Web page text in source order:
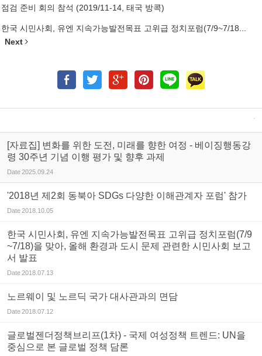
점검 준비 회의 참석 (2019/11-14, 태국 방콕)
한국 시민사회, 유엔 지속가능발전목표 고위급 정치포럼(7/9~7/18...
Next
[자료집] 변화를 위한 도전, 미래를 향한 여정 - 베이징행동강
령 30주년 기념 이행 평가 및 향후 과제
Date2025.09.24
'2018년 제2회 동북아 SDGs 다양한 이해관계자 포럼' 참가
Date2018.10.05
한국 시민사회, 유엔 지속가능발전목표 고위급 정치포럼(7/9
~7/18)을 맞아, 올해 환경과 도시 문제 관련한 시민사회 보고
서 발표
Date2018.07.13
노르웨이 및 노르딕 국가 대사관과의 면담
Date2018.07.12
글로벌젠더정책브리프(1차) - 국제 여성정책 트렌드: UN을
중심으로 본 글로벌 정책 담론